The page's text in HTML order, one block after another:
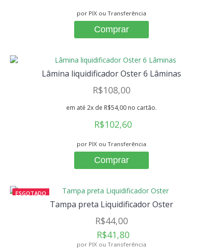
por PIX ou Transferência
Comprar
Lâmina liquidificador Oster 6 Lâminas
R$108,00
em até 2x de R$54,00 no cartão.
R$102,60
por PIX ou Transferência
Comprar
ESGOTADO
Tampa preta Liquidificador Oster
R$44,00
R$41,80
por PIX ou Transferência